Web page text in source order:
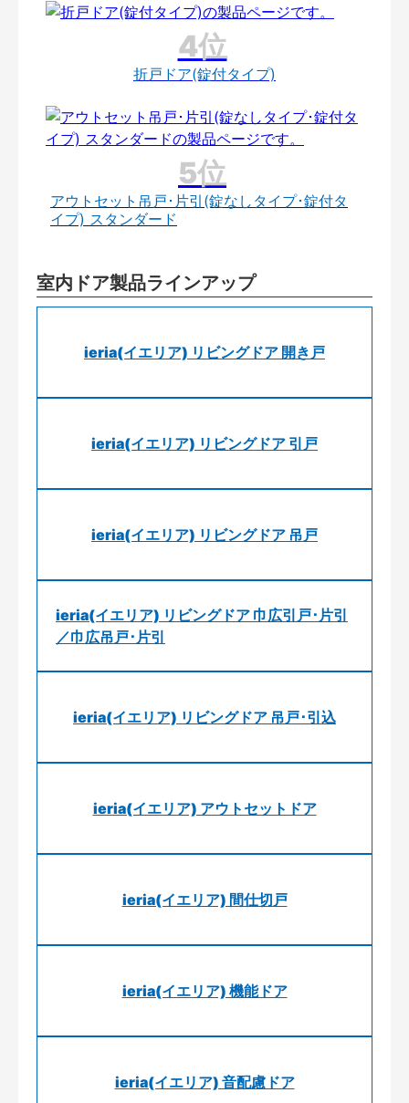
折戸ドア(錠付タイプ)
アウトセット吊戸･片引(錠なしタイプ･錠付タ
イプ) スタンダード
室内ドア製品ラインアップ
ieria(イエリア) リビングドア 開き戸
ieria(イエリア) リビングドア 引戸
ieria(イエリア) リビングドア 吊戸
ieria(イエリア) リビングドア 巾広引戸･片引
／巾広吊戸･片引
ieria(イエリア) リビングドア 吊戸･引込
ieria(イエリア) アウトセットドア
ieria(イエリア) 間仕切戸
ieria(イエリア) 機能ドア
ieria(イエリア) 音配慮ドア